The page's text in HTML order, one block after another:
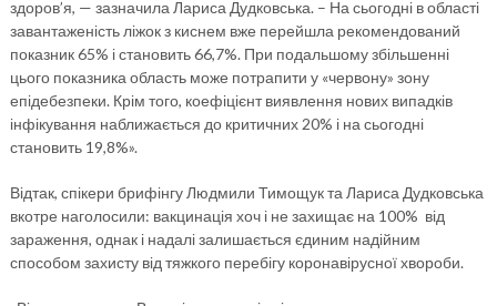
здоров’я, — зазначила Лариса Дудковська. – На сьогодні в області
завантаженість ліжок з киснем вже перейшла рекомендований
показник 65% і становить 66,7%. При подальшому збільшенні
цього показника область може потрапити у «червону» зону
епідебезпеки. Крім того, коефіцієнт виявлення нових випадків
інфікування наближається до критичних 20% і на сьогодні
становить 19,8%».
Відтак, спікери брифінгу Людмили Тимощук та Лариса Дудковська
вкотре наголосили: вакцинація хоч і не захищає на 100% від
зараження, однак і надалі залишається єдиним надійним
способом захисту від тяжкого перебігу коронавірусної хвороби.